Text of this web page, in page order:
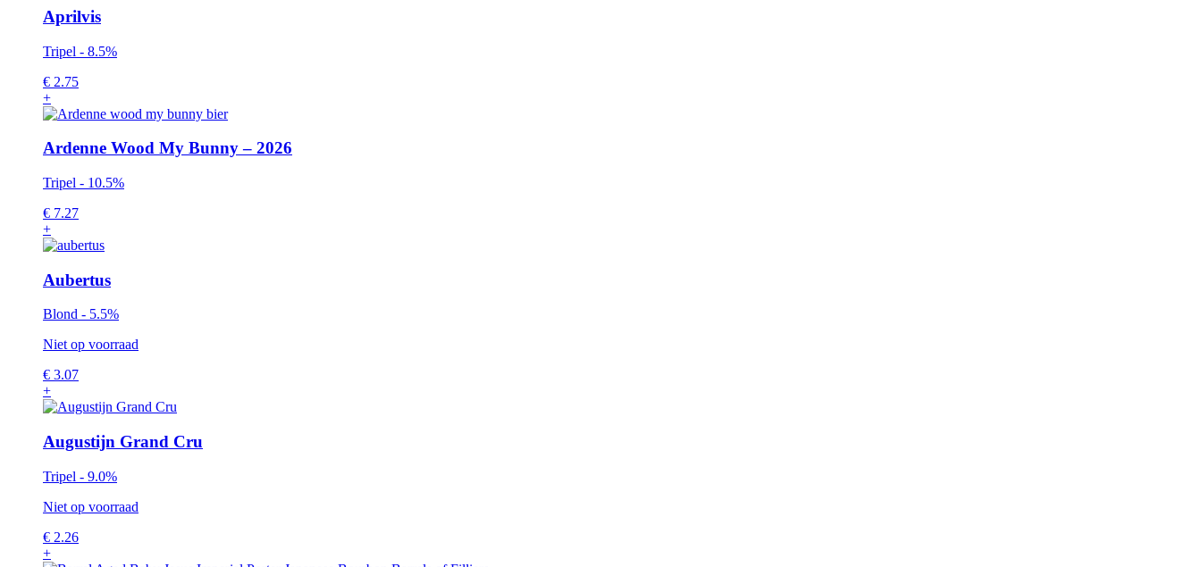
Aprilvis
Tripel - 8.5%
€ 2.75
+
Ardenne Wood My Bunny – 2026
Tripel - 10.5%
€ 7.27
+
Aubertus
Blond - 5.5%
Niet op voorraad
€ 3.07
+
Augustijn Grand Cru
Tripel - 9.0%
Niet op voorraad
€ 2.26
+